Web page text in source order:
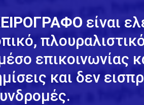
είναι
επικοινωνίας
και δεν